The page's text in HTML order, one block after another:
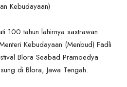
Kebudayaan)
100 tahun lahirnya sastrawan
Kebudayaan (Menbud) Fadli
Blora Seabad Pramoedya
di Blora, Jawa Tengah.